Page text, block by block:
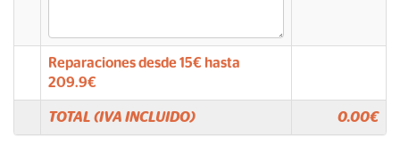
Reparaciones desde15€ hasta
209.9€
TOTAL (IVA INCLUIDO) 0.00€